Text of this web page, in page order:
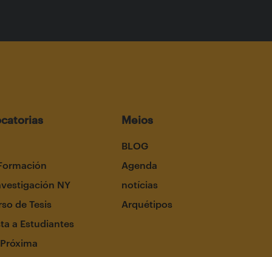
NY
de Tesis
a Estudiantes
Meios
BLOG
Agenda
notícias
Arquétipos